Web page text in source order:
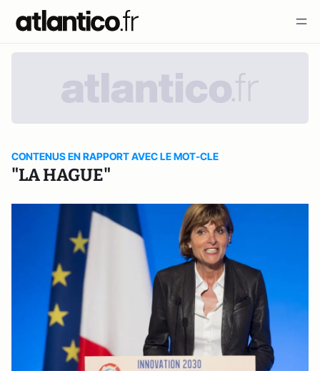
CONTENUS EN RAPPORT AVEC LE MOT-CLE
"LA HAGUE"